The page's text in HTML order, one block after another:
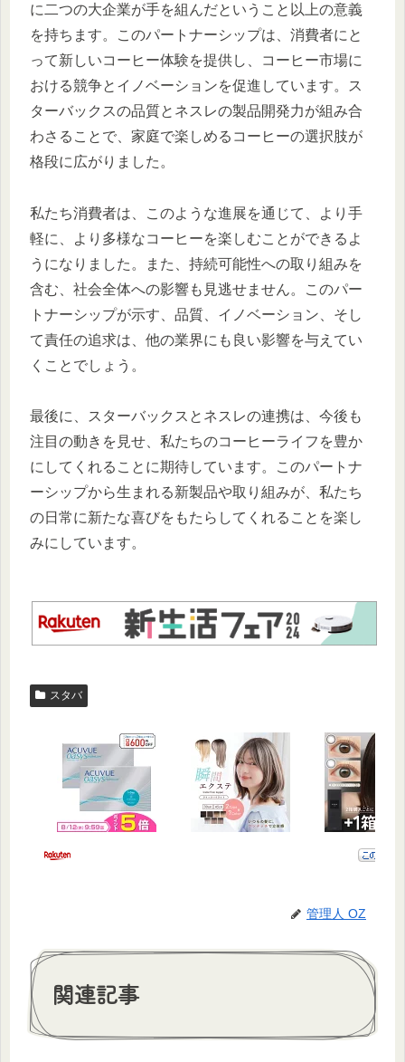
に二つの大企業が手を組んだということ以上の意義
を持ちます。このパートナーシップは、消費者にと
って新しいコーヒー体験を提供し、コーヒー市場に
おける競争とイノベーションを促進しています。ス
ターバックスの品質とネスレの製品開発力が組み合
わさることで、家庭で楽しめるコーヒーの選択肢が
格段に広がりました。
私たち消費者は、このような進展を通じて、より手
軽に、より多様なコーヒーを楽しむことができるよ
うになりました。また、持続可能性への取り組みを
含む、社会全体への影響も見逃せません。このパー
トナーシップが示す、品質、イノベーション、そし
て責任の追求は、他の業界にも良い影響を与えてい
くことでしょう。
最後に、スターバックスとネスレの連携は、今後も
注目の動きを見せ、私たちのコーヒーライフを豊か
にしてくれることに期待しています。このパートナ
ーシップから生まれる新製品や取り組みが、私たち
の日常に新たな喜びをもたらしてくれることを楽し
みにしています。
スタバ
管理人 OZ
関連記事